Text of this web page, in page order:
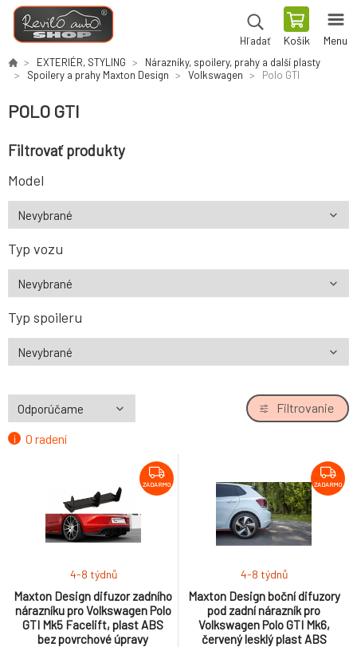
Hľadať Košík Menu
EXTERIÉR, STYLING
Nárazníky, spoilery, prahy a další plasty
Spoilery a prahy Maxton Design
Volkswagen Polo GTI
POLO GTI
Filtrovať produkty
Model
Typ vozu
Typ spoileru
O radení
Filtrovanie
ZADARMO
Maxton Design difuzor zadního
nárazníku pro Volkswagen Polo
GTI Mk5 Facelift, plast ABS
bez povrchové úpravy
4-8 týdnů
ZADARMO
Maxton Design boční difuzory
pod zadní nárazník pro
Volkswagen Polo GTI Mk6,
červený lesklý plast ABS
4-8 týdnů